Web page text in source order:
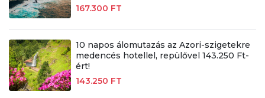
167.300 FT
10 napos álomutazás az Azori-szigetekre
medencés hotellel, repülővel 143.250 Ft-
ért!
143.250 FT